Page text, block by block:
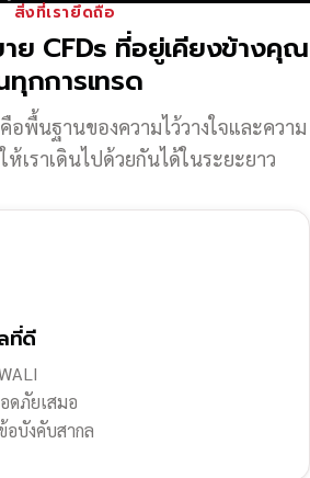
สิ่งที่เรายึดถือ
ย CFDs ที่อยู่เคียงข้างคุณ
ทุกการเทรด
อพื้นฐานของความไว้วางใจและความ
ห้เราเดินไปด้วยกันได้ในระยะยาว
ที่ดี
ดภัยเสมอ
อบังคับสากล